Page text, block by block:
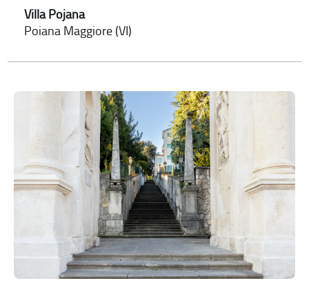
Villa Pojana
Poiana Maggiore (VI)